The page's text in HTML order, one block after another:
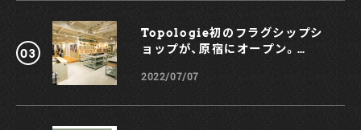
Topologie初のフラグシップシ
ョップが、原宿にオープン。
も！
2022/07/07